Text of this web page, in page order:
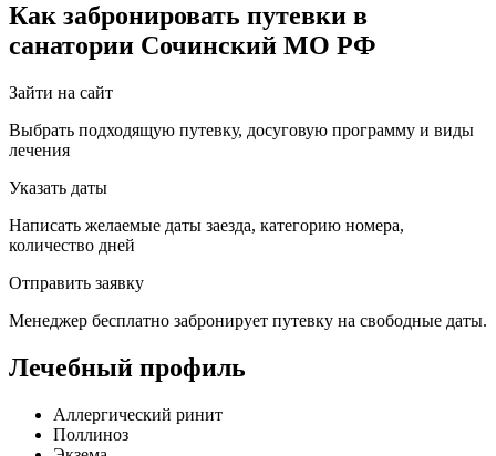
Как забронировать путевки в
санатории Сочинский МО РФ
Зайти на сайт
Выбрать подходящую путевку, досуговую программу и виды
лечения
Указать даты
Написать желаемые даты заезда, категорию номера,
количество дней
Отправить заявку
Менеджер бесплатно забронирует путевку на свободные даты.
Лечебный профиль
Аллергический ринит
Поллиноз